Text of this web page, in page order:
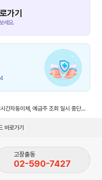
가기
세요.
[안내] 부산은행 전산작업으로 인한 실시간자동이체, 예금주 조회 일시 중단안내
바로가기
고장출동
02-590-7427